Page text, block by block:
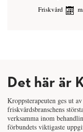
Friskvård
Det här är
Kroppsterapeuten ges ut
friskvårdsbranschens
verksamma inom
förbundets viktigaste